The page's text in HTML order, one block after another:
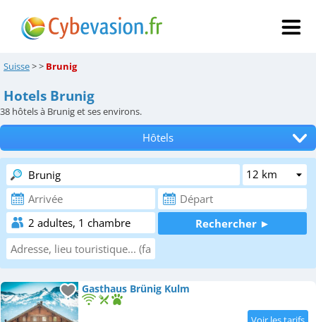
Suisse>> Brunig
Hotels Brunig
38 hôtels à Brunig et ses environs.
Hôtels
Tous les hébergements
Chambres d'hôtes
Locations de vacances
Appartements
Campings
Gasthaus Brünig Kulm